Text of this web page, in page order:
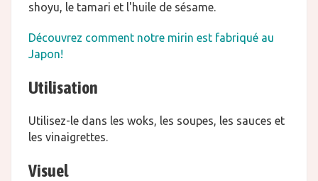
shoyu, le tamari et l'huile de sésame.
Découvrez comment notre mirin est fabriqué au
Japon!
Utilisation
Utilisez-le dans les woks, les soupes, les sauces et
les vinaigrettes.
Visuel